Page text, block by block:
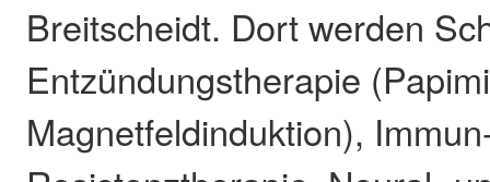
Breitscheidt. Dort werden
Entzündungstherapie (Papimi
Magnetfeldinduktion),